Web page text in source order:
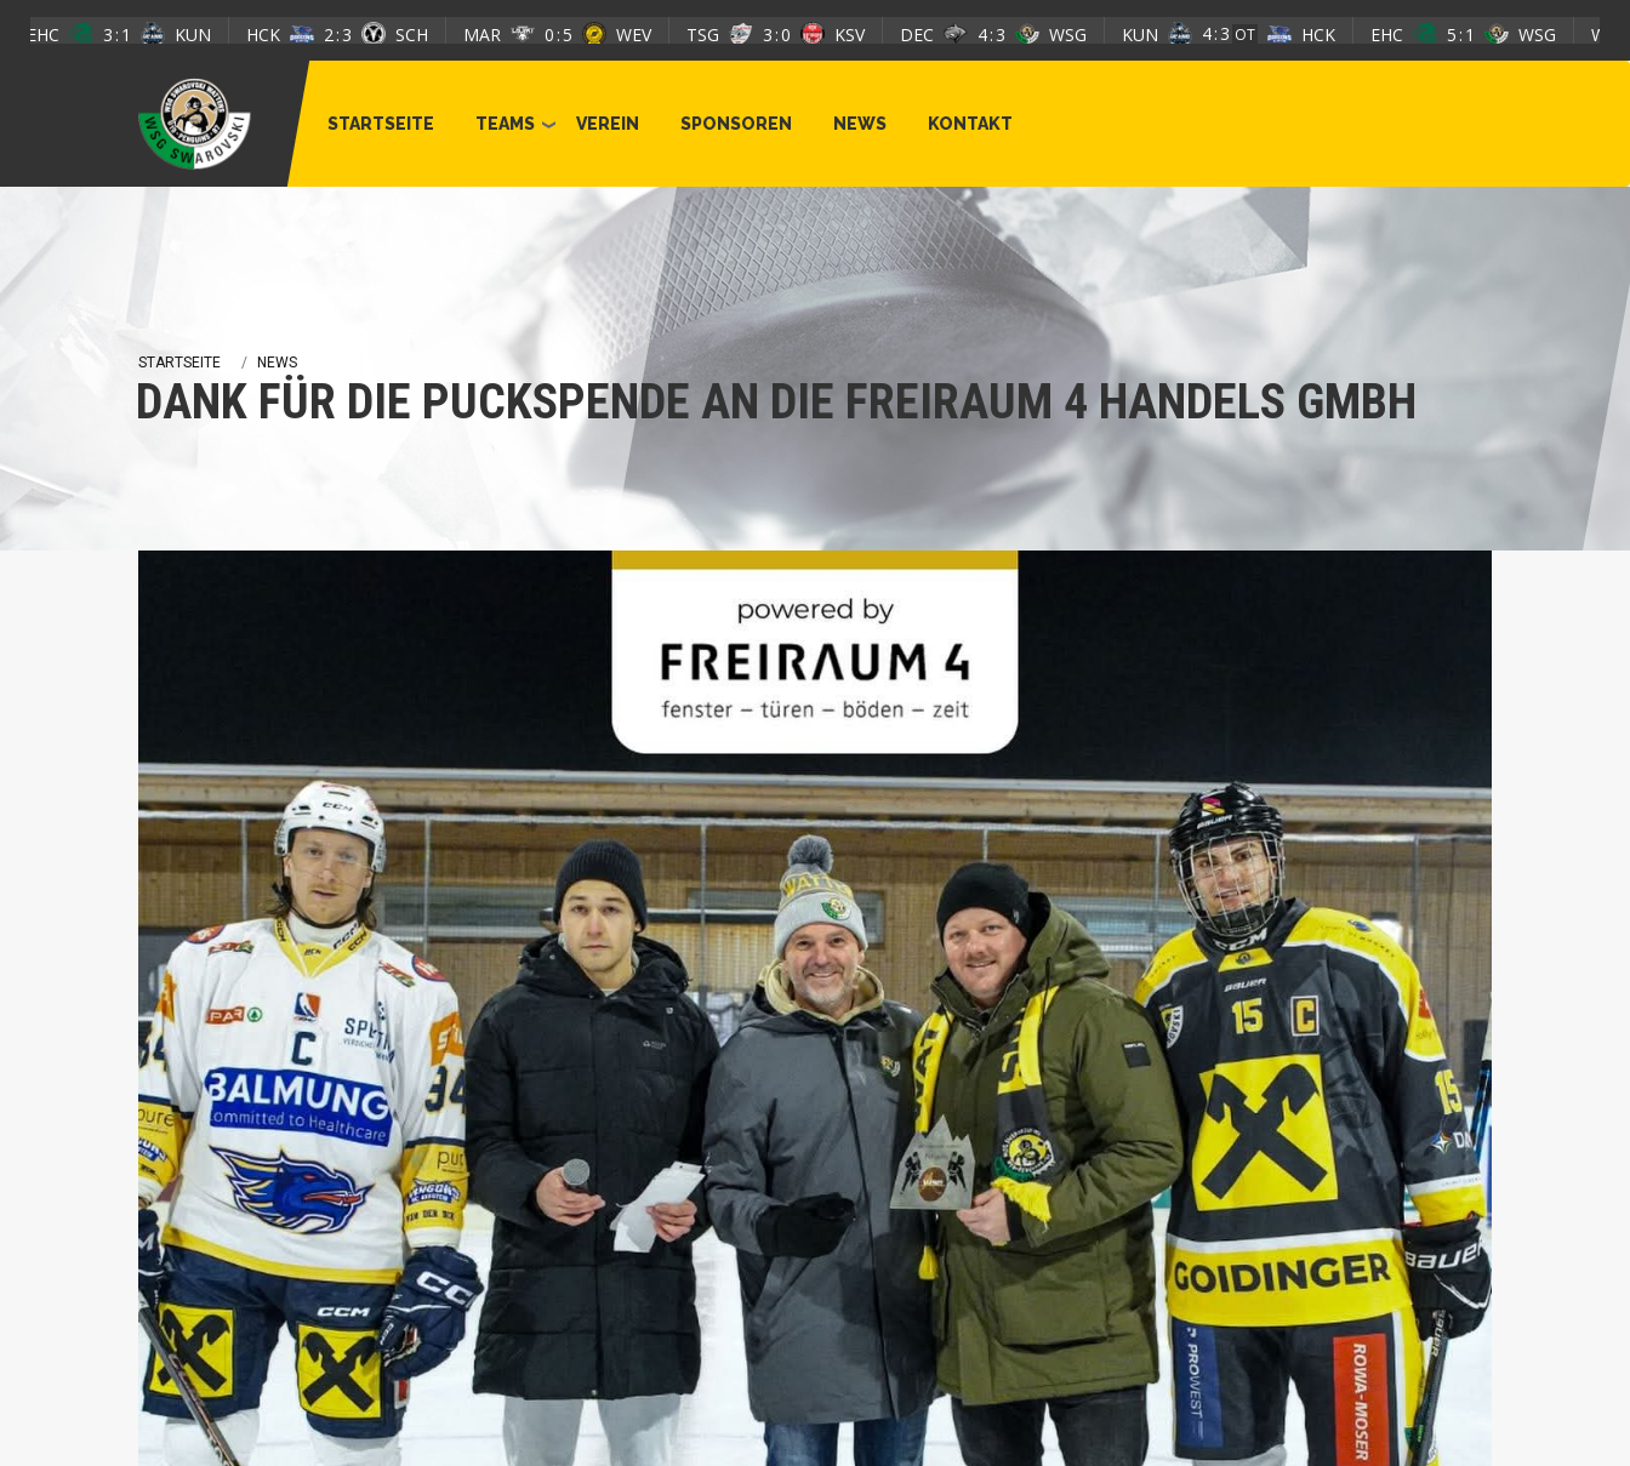
3 1 KUN HCK 2 3 SCH MAR 0 5 WEV TSG 3 0 KSV DEC 4 3 WSG KUN 4 3 OT HCK EHC 5 1 WSG WEV
STARTSEITE TEAMS VEREIN SPONSOREN NEWS KONTAKT
STARTSEITE NEWS
DANK FÜR DIE PUCKSPENDE AN DIE FREIRAUM 4 HANDELS GMBH